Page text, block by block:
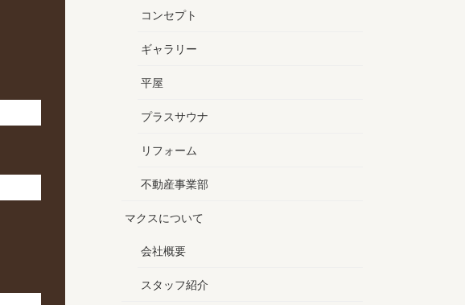
コンセプト
ギャラリー
平屋
プラスサウナ
リフォーム
不動産事業部
マクスについて
会社概要
スタッフ紹介